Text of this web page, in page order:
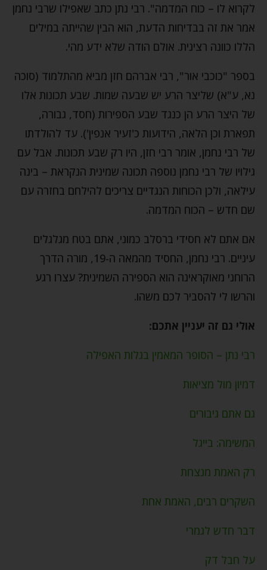
לקרוא לו – כוח המדמה". רבי נתן כתב שאפילו שרבי נחמן
אמר את זה בבדיחות הדעת, הוא הבין שהייתה במילים
הללו כוונה רצינית. אולם הודה שלא ידע מהי.
בספר "כוכבי אור", רבי אברהם חזן מביא מהתלמוד (סוכה
נא, ע"א) שליצר הרע יש שבעה שמות. שבע תכונות אלו
של היצר הרע הן כנגד שבע הספירות (חסד, גבורה,
תפארת וכן הלאה, הידועות כ'זעיר אנפין'). עד להולדתו
של רבי נחמן, אומר רבי חזן, היו רק שבע תכונות. אבל עם
גילויו של רבי נחמן נוספה תכונה שמינית הנקראת – בינה
עילאה, ולכן הכוחות הנגדיים צריכים להילחם בחזרה עם
שם חדש – הכוח המדמה.
אם אתם לא חסידי ברסלב כמוני, אתם בטח מגלגלים
עיניים. רבי נחמן, החסיד מהמאה ה-19, מורה הדרך
הרוחני מאוקראינה הוא הספירה השמינית? עצרו רגע
והרשו לי להסביר לכם משהו.
אולי גם זה יעניין אתכם:
רבי נתן – הסופר המאמין בגלות האפילה
דמיון מול מציאות
גם אתם גיבורים
המשימה: בייגל
רק האמת מנצחת
השקרים רבים, האמת אחת
דבר חדש לגמרי
על חבל דק